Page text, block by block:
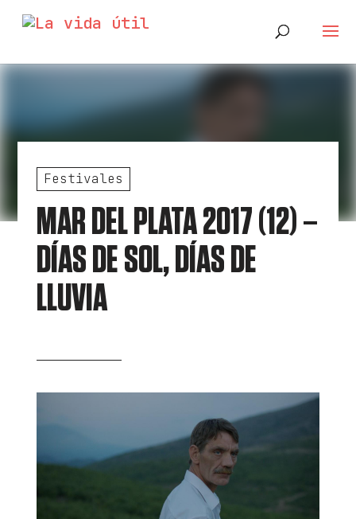
Festivales
MAR DEL PLATA 2017 (12) –
DÍAS DE SOL, DÍAS DE
LLUVIA